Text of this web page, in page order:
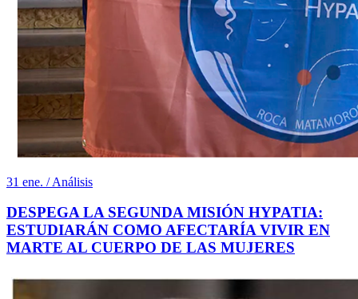
31 ene. / Análisis
DESPEGA LA SEGUNDA MISIÓN HYPATIA:
ESTUDIARÁN COMO AFECTARÍA VIVIR EN
MARTE AL CUERPO DE LAS MUJERES